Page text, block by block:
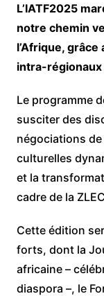
L’IATF2025
notre chemin
l’Afrique,
intra-régionaux
Le programme
susciter des
négociations
culturelles
et la
cadre de la
Cette édition
forts, dont la
africaine –
diaspora –, le